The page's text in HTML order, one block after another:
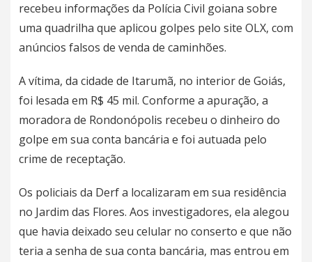
recebeu informações da Polícia Civil goiana sobre
uma quadrilha que aplicou golpes pelo site OLX, com
anúncios falsos de venda de caminhões.
A vítima, da cidade de Itarumã, no interior de Goiás,
foi lesada em R$ 45 mil. Conforme a apuração, a
moradora de Rondonópolis recebeu o dinheiro do
golpe em sua conta bancária e foi autuada pelo
crime de receptação.
Os policiais da Derf a localizaram em sua residência
no Jardim das Flores. Aos investigadores, ela alegou
que havia deixado seu celular no conserto e que não
teria a senha de sua conta bancária, mas entrou em